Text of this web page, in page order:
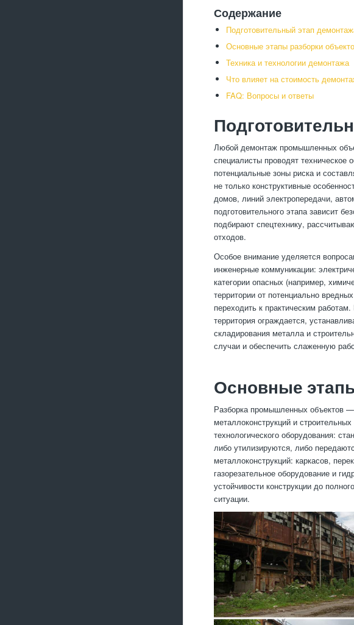
Содержание
Подготовительный этап
Основные этапы разборки
Техника и технологии демонтажа
Что влияет на стоимость
FAQ: Вопросы и ответы
Любой демонтаж промышленных
специалисты проводят
потенциальные зоны риска и
не только конструктивные
домов, линий электропередачи,
подготовительного этапа зависит
подбирают спецтехнику,
отходов.
Особое внимание уделяется
инженерные коммуникации:
категории опасных (например,
территории от потенциально
переходить к практическим
территория ограждается,
складирования металла и
случаи и обеспечить слаженную
Основные
Разборка промышленных объектов
металлоконструкций и
технологического оборудования:
либо утилизируются, либо
металлоконструкций: каркасов,
газорезательное оборудование и
устойчивости конструкции до
ситуации.